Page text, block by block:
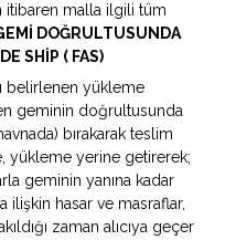
itibaren malla ilgili tüm
DOĞRULTUSUNDA
SHİP ( FAS)
belirlenen yükleme
geminin doğrultusunda
bırakarak teslim
yükleme yerine getirerek;
geminin yanına kadar
hasar ve masraflar,
zaman alıcıya geçer